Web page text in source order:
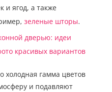
и ягод, а также
зеленые шторы.
холодная гамма цветов
и подавляют